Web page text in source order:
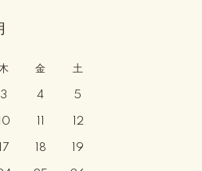
金 土
3 4 5
10 12
17 18 19